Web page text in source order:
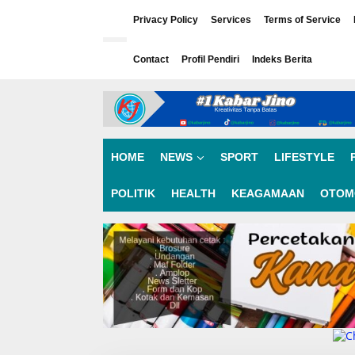
Privacy Policy Services Terms of Service
Contact Profil Pendiri Indeks Berita
HOME NEWS SPORT LIFESTYLE
POLITIK HEALTH KEAGAMAAN